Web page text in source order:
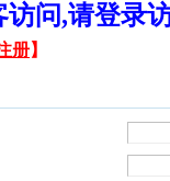
访问,请登
册】